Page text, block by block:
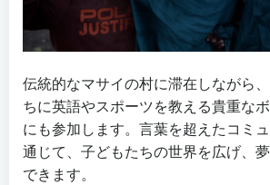
伝統的なマサイの村に滞在しながら
ちに英語やスポーツを教える貴重な
にも参加します。言葉を超えたコミ
通じて、子どもたちの世界を広げ、
できます。